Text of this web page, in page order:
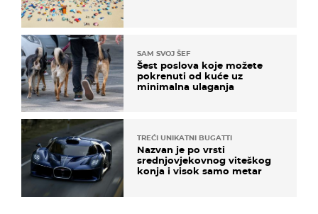
SAM SVOJ ŠEF
Šest poslova koje možete
pokrenuti od kuće uz
minimalna ulaganja
TREĆI UNIKATNI BUGATTI
Nazvan je po vrsti
srednjovjekovnog viteškog
konja i visok samo metar